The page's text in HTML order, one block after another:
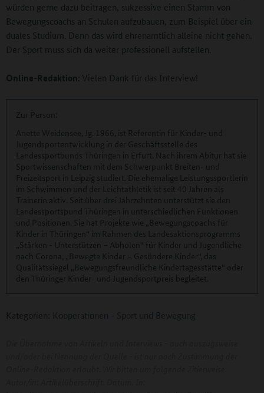
würden gerne dazu beitragen, sukzessive einen Stamm von
Bewegungscoachs an Schulen aufzubauen, zum Beispiel über ein
duales Studium. Denn das wird ehrenamtlich alleine nicht gehen.
Der Sport muss sich da weiter professionell aufstellen.
Online-Redaktion: Vielen Dank für das Interview!
Kategorien: Kooperationen - Sport und Bewegung